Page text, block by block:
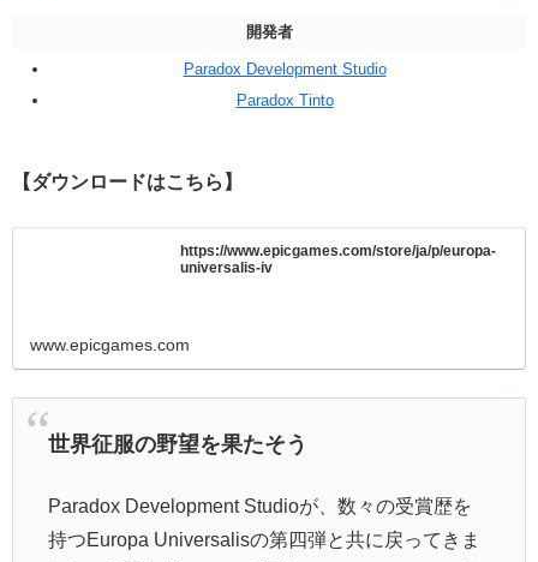
開発者
Paradox Development Studio
Paradox Tinto
【ダウンロードはこちら】
https://www.epicgames.com/store/ja/p/europa-
universalis-iv
www.epicgames.com
世界征服の野望を果たそう
Paradox Development Studioが、数々の受賞歴を
持つEuropa Universalisの第四弾と共に戻ってきま